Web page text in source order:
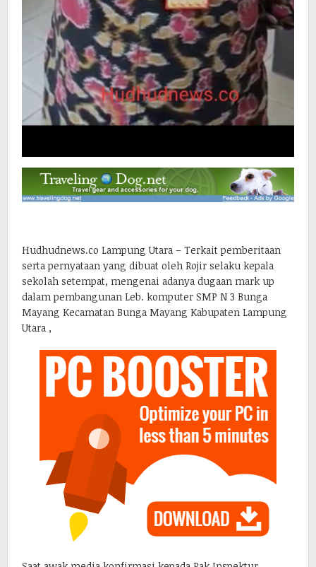
Hudhudnews.co Lampung Utara – Terkait pemberitaan
serta pernyataan yang dibuat oleh Rojir selaku kepala
sekolah setempat, mengenai adanya dugaan mark up
dalam pembangunan Leb. komputer SMP N 3 Bunga
Mayang Kecamatan Bunga Mayang Kabupaten Lampung
Utara ,